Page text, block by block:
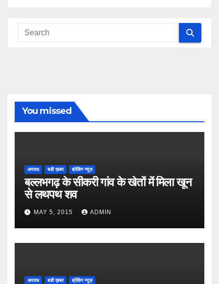
You missed
अपराध बडी ख़बर ब्रेकिंग न्यूज़
बल्लभगढ़ के सीकरी गांव के खेतों में मिला खून
से लथपथ शव
MAY 5, 2015 ADMIN
अपराध बडी ख़बर ब्रेकिंग न्यूज़